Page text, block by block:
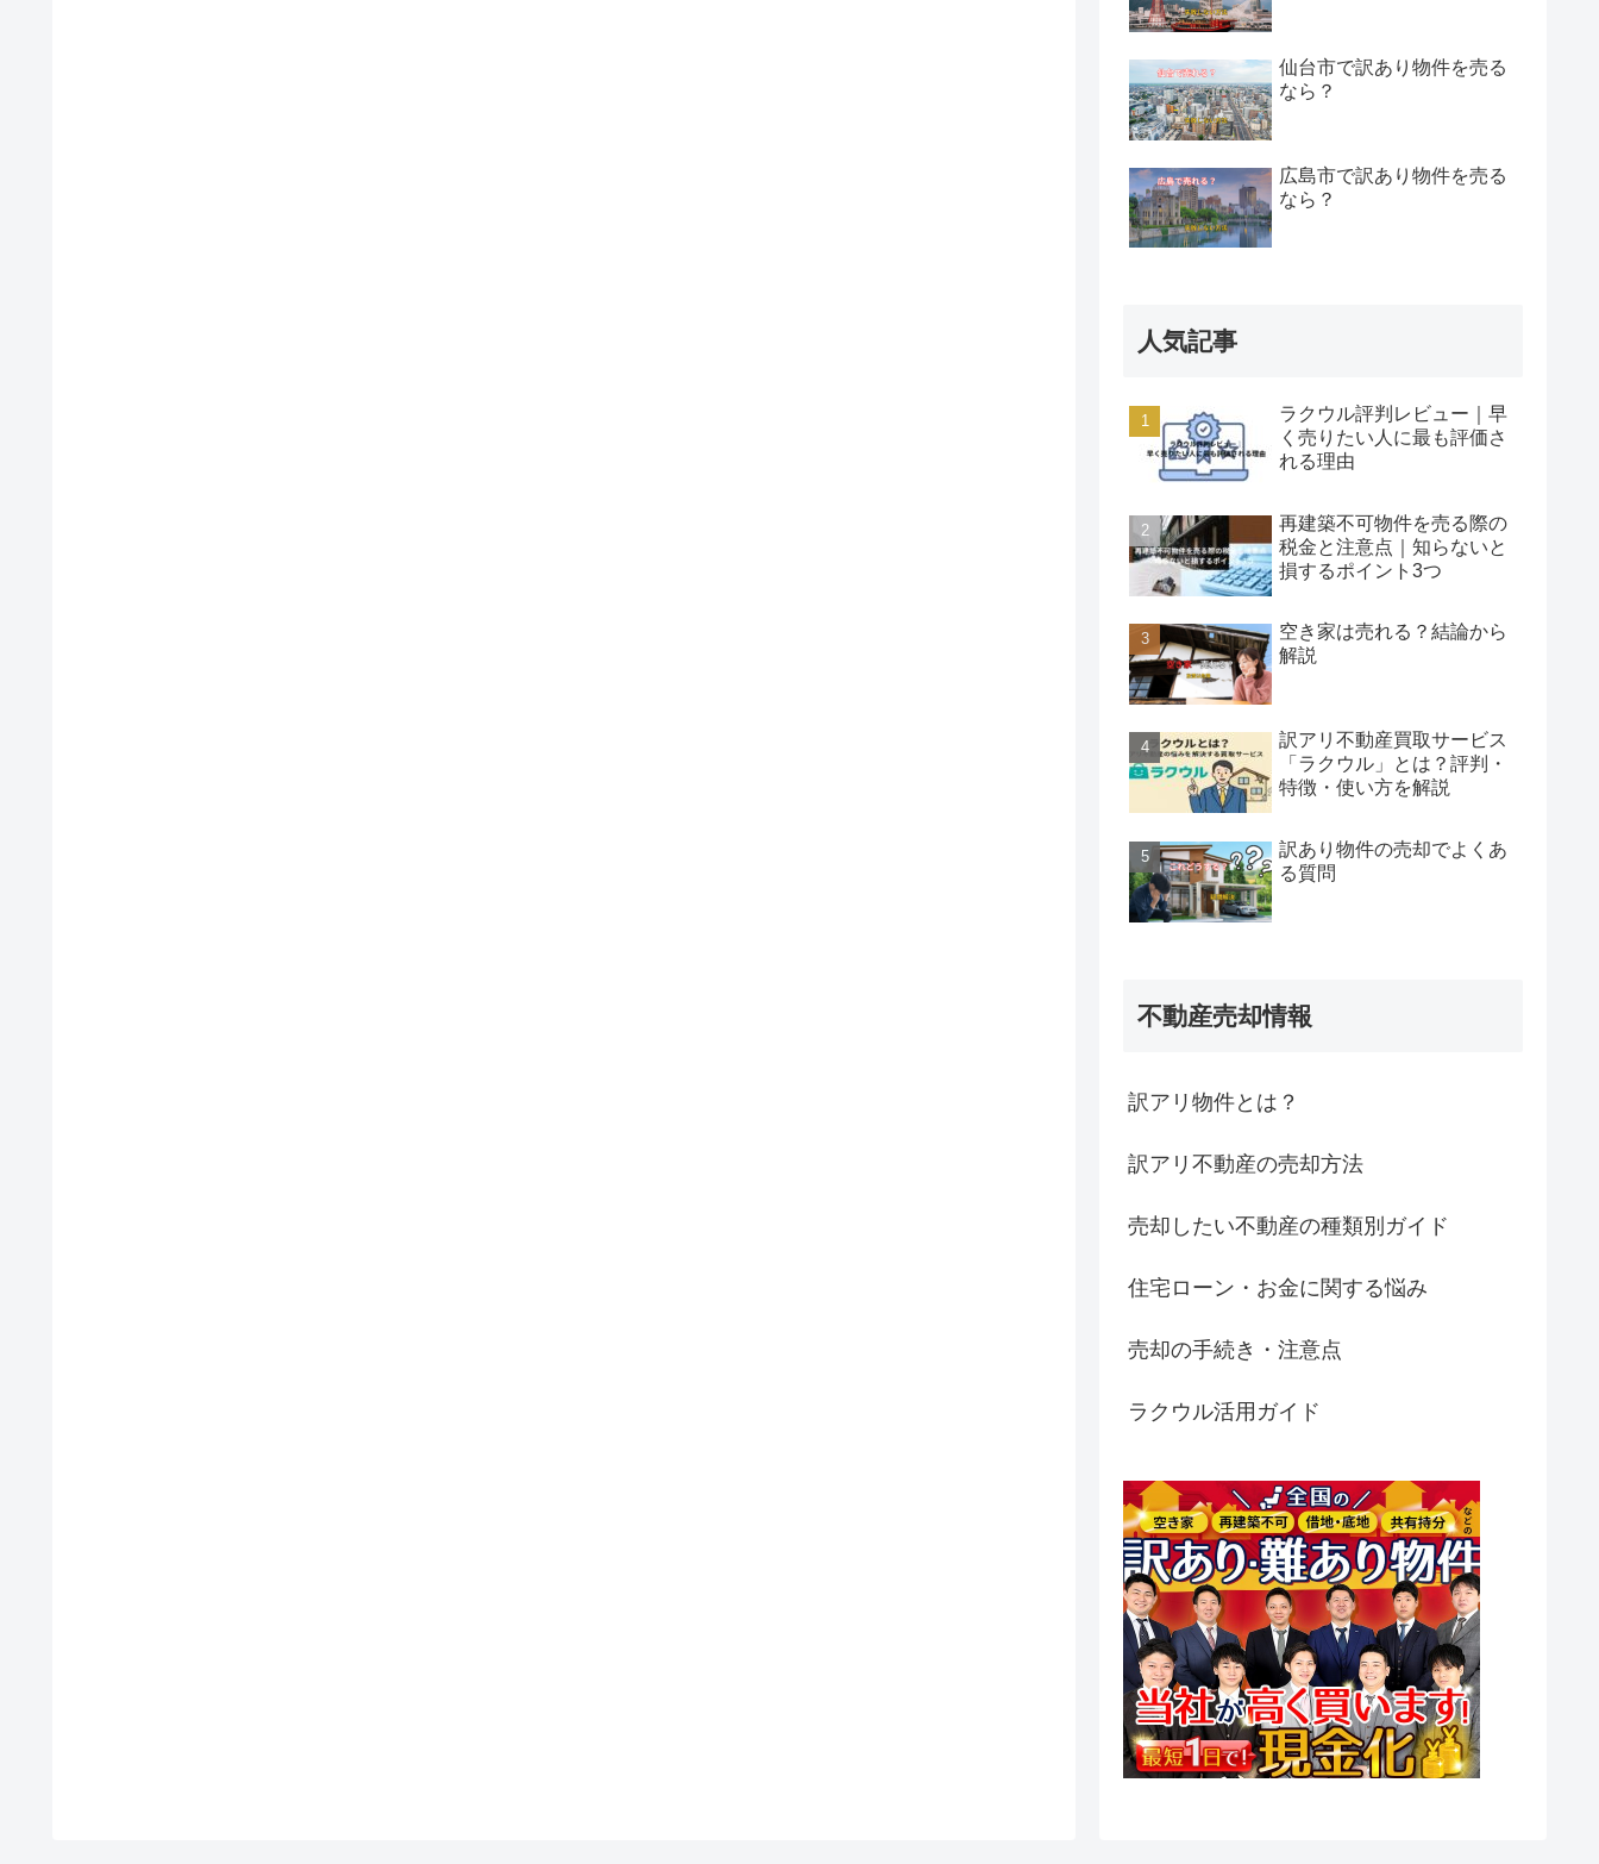
仙台市で訳あり物件を売る
なら？
広島市で訳あり物件を売る
なら？
人気記事
ラクウル評判レビュー｜早
く売りたい人に最も評価さ
れる理由
再建築不可物件を売る際の
税金と注意点｜知らないと
損するポイント3つ
空き家は売れる？結論から
解説
訳アリ不動産買取サービス
「ラクウル」とは？評判・
特徴・使い方を解説
訳あり物件の売却でよくあ
る質問
不動産売却情報
訳アリ物件とは？
訳アリ不動産の売却方法
売却したい不動産の種類別ガイド
住宅ローン・お金に関する悩み
売却の手続き・注意点
ラクウル活用ガイド